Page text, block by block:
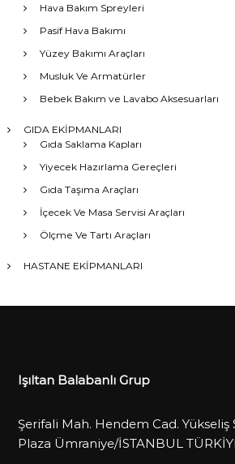
Hava Bakım Spreyleri
Pasif Hava Bakımı
Yüzey Bakımı Araçları
Musluk Ve Armatürler
Bebek Bakım ve Lavabo Aksesuarları
GIDA EKİPMANLARI
Gıda Saklama Kapları
Yiyecek Hazırlama Gereçleri
Gıda Taşıma Araçları
İçecek Ve Masa Servisi Araçları
Ölçme Ve Tartı Araçları
HASTANE EKİPMANLARI
Işıltan Balabanlı Grup
Şerifali Mah. Hendem Cad. Yükseliş
Plaza Ümraniye/İSTANBUL